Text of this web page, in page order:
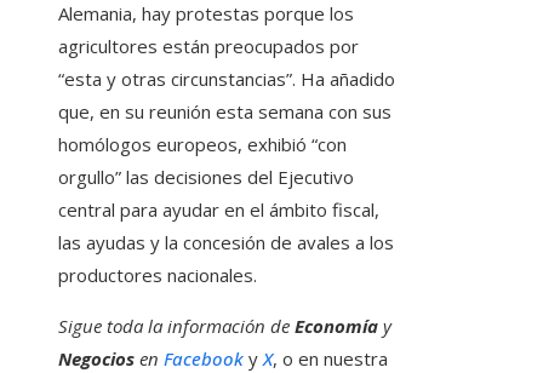
Alemania, hay protestas porque los
agricultores están preocupados por
“esta y otras circunstancias”. Ha añadido
que, en su reunión esta semana con sus
homólogos europeos, exhibió “con
orgullo” las decisiones del Ejecutivo
central para ayudar en el ámbito fiscal,
las ayudas y la concesión de avales a los
productores nacionales.
Sigue toda la información de Economía y
Negocios en Facebook yX, o en nuestra